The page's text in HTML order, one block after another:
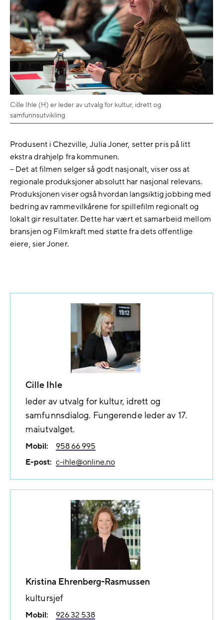
Cille Ihle (H) er leder av utvalg for kultur, idrett og
samfunnsutvikling
Produsent i Chezville, Julia Joner, setter pris på litt
ekstra drahjelp fra kommunen.
– Det at filmen selger så godt nasjonalt, viser oss at
regionale produksjoner absolutt har nasjonal relevans.
Produksjonen viser også hvordan langsiktig jobbing med
bedring av rammevilkårene for spillefilm regionalt og
lokalt gir resultater. Dette har vært et samarbeid mellom
bransjen og Filmkraft med støtte fra dets offentlige
eiere, sier Joner.
Cille Ihle
leder av utvalg for kultur, idrett og
samfunnsdialog. Fungerende leder av 17.
maiutvalget.
Mobil:
958 66 995
E-post: c-ihle@​online.no
Kristina Ehrenberg-Rasmussen
kultursjef
Mobil:
926 32 538